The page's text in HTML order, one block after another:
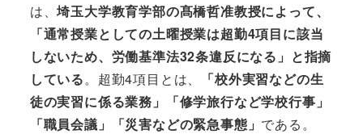
は、埼玉大学教育学部の髙橋哲准教授によって、
「通常授業としての土曜授業は超勤4項目に該当
しないため、労働基準法32条違反になる」と指摘
している。超勤4項目とは、
「校外実習などの生
徒の実習に係る業務」「修学旅行など学校行事」
「職員会議」「災害などの緊急事態」 である。